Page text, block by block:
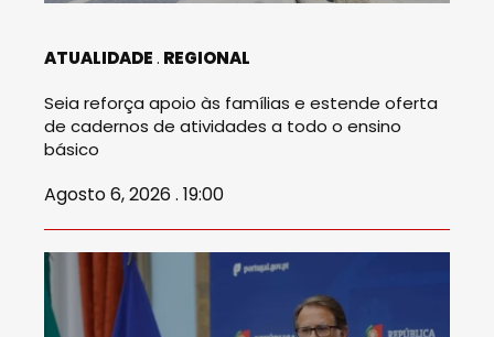
ATUALIDADE REGIONAL
Seia reforça apoio às famílias e estende oferta
de cadernos de atividades a todo o ensino
básico
Agosto 6, 2026 . 19:00